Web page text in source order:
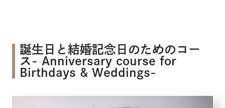
誕生日と結婚記念日のためのコー
ス- Anniversary course for
Birthdays & Weddings-